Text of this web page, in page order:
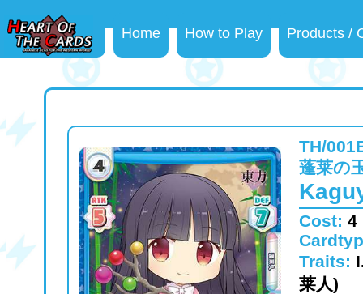
Home How to Play Products /
TH/
蓬莱の
Cost: 4
Traits:
莱人)